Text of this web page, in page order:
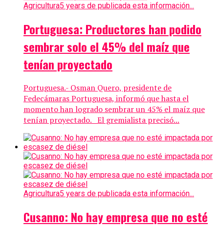
Agricultura5 years de publicada esta información...
Portuguesa: Productores han podido
sembrar solo el 45% del maíz que
tenían proyectado
Portuguesa.- Osman Quero, presidente de
Fedecámaras Portuguesa, informó que hasta el
momento han logrado sembrar un 45% el maíz que
tenían proyectado. El gremialista precisó...
Agricultura5 years de publicada esta información...
Cusanno: No hay empresa que no esté